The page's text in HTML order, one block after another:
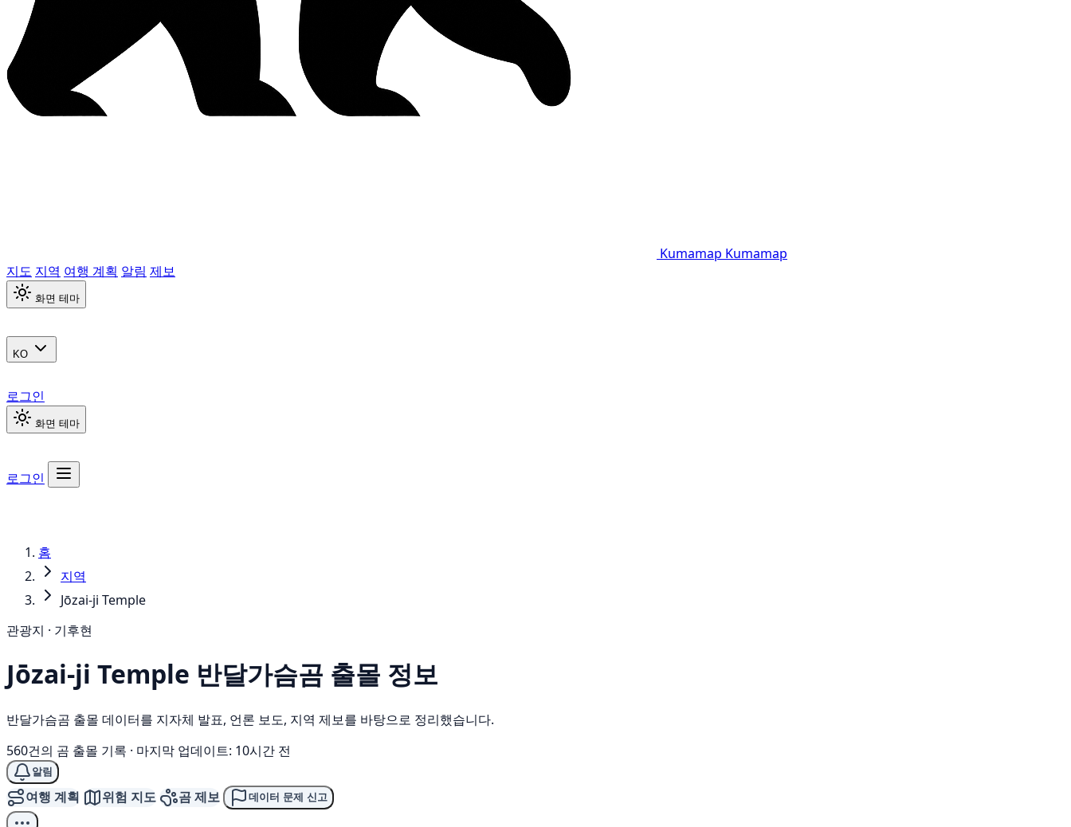
Kumamap Kumamap
지도 지역 여행 계획 알림 제보
화면 테마
KO
로그인
화면 테마
로그인
홈
지역
Jōzai-ji Temple
관광지 · 기후현
Jōzai-ji Temple 반달가슴곰 출몰 정보
반달가슴곰 출몰 데이터를 지자체 발표, 언론 보도, 지역 제보를 바탕으로 정리했습니다.
560건의 곰 출몰 기록 · 마지막 업데이트: 10시간 전
알림
여행 계획 위험 지도 곰 제보 데이터 문제 신고